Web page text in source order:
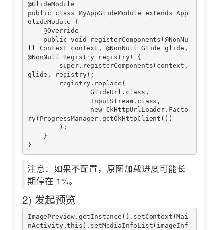
@GlideModule
public class MyAppGlideModule extends App
GlideModule {
ll Context context, @NonNull Glide glide,
@NonNull Registry registry) {
glide, registry);
ry(ProgressManager.getOkHttpClient())
注意：如果不配置，原图加载进度可能长
期停在 1%。
2) 发起预览
ImagePreview.getInstance().setContext(Mai
nActivity.this).setMediaInfoList(imageInf